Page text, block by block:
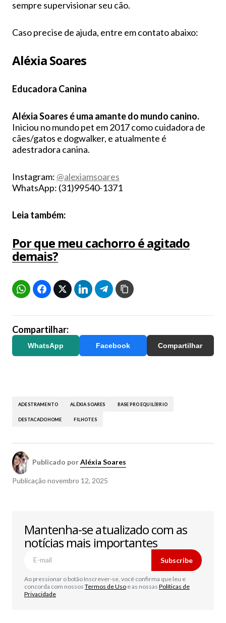
sempre supervisionar seu cão.
Caso precise de ajuda, entre em contato abaixo:
Aléxia Soares
Educadora Canina
Aléxia Soares é uma amante do mundo canino.
Iniciou no mundo pet em 2017 como cuidadora de
cães/gatos e dogwalker, e atualmente é
adestradora canina.
Instagram: @alexiamsoares
WhatsApp: (31)99540-1371
Leia também:
Por que meu cachorro é agitado
demais?
Compartilhar:
WhatsApp Facebook Compartilhar
ADESTRAMENTO ALÉXIA SOARES BASE PRO EQUILÍBRIO
DESTACADOHOME FILHOTES
Publicado porAléxia Soares
Publicação novembro 12, 2025
Mantenha-se atualizado com as
notícias mais importantes
Subscribe
Ao pressionar o botão Inscrever-se, você confirma que leu e
concorda com nossos Termos de Uso e as nossas Políticas de
Privacidade